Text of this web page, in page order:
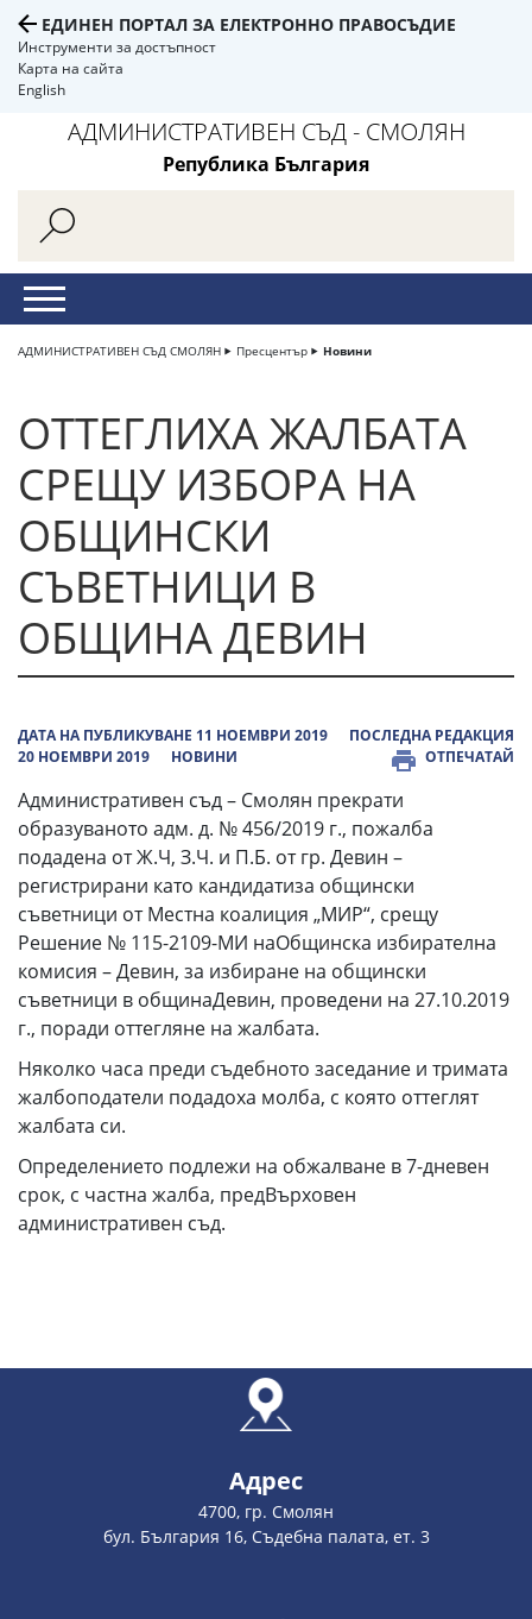
ЕДИНЕН ПОРТАЛ ЗА ЕЛЕКТРОННО ПРАВОСЪДИЕ
Инструменти за достъпност
Карта на сайта
English
АДМИНИСТРАТИВЕН СЪД - СМОЛЯН
Република България
АДМИНИСТРАТИВЕН СЪД СМОЛЯН Пресцентър Новини
ОТТЕГЛИХА ЖАЛБАТА
СРЕЩУ ИЗБОРА НА
ОБЩИНСКИ
СЪВЕТНИЦИ В
ОБЩИНА ДЕВИН
ДАТА НА ПУБЛИКУВАНЕ 11 НОЕМВРИ 2019
ПОСЛЕДНА РЕДАКЦИЯ
20 НОЕМВРИ 2019
НОВИНИ ОТПЕЧАТАЙ
Административен съд – Смолян прекрати
образуваното адм. д. № 456/2019 г., пожалба
подадена от Ж.Ч, З.Ч. и П.Б. от гр. Девин –
регистрирани като кандидатиза общински
съветници от Местна коалиция „МИР“, срещу
Решение № 115-2109-МИ наОбщинска избирателна
комисия – Девин, за избиране на общински
съветници в общинаДевин, проведени на 27.10.2019
г., поради оттегляне на жалбата.
Няколко часа преди съдебното заседание и тримата
жалбоподатели подадоха молба, с която оттеглят
жалбата си.
Определението подлежи на обжалване в 7-дневен
срок, с частна жалба, предВърховен
административен съд.
Адрес
4700, гр. Смолян
бул. България 16, Съдебна палата, ет. 3